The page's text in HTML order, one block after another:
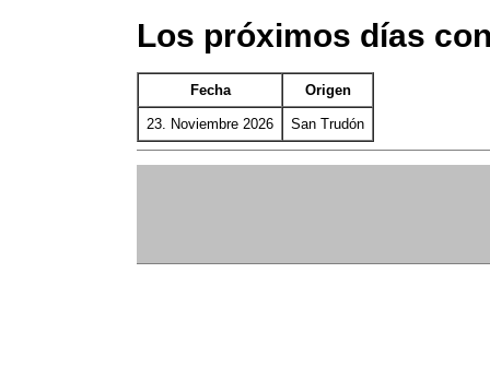
Los próximos días
Fecha Origen
23. Noviembre 2026 San Trudón